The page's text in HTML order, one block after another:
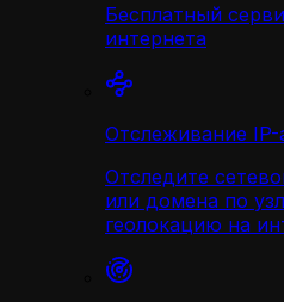
Бесплатный
интернета
Отслеживание IP-
Отследите
или домена по
геолокацию на